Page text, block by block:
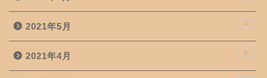
2021年5月 4
2021年4月 9